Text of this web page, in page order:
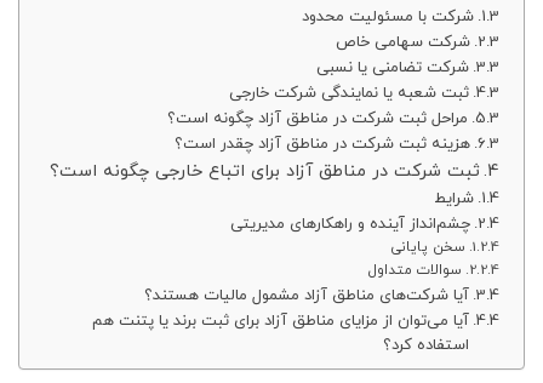
شرکت با مسئولیت محدود
شرکت سهامی خاص
شرکت تضامنی یا نسبی
ثبت شعبه یا نمایندگی شرکت خارجی
مراحل ثبت شرکت در مناطق آزاد چگونه است؟
هزینه ثبت شرکت در مناطق آزاد چقدر است؟
ثبت شرکت در مناطق آزاد برای اتباع خارجی چگونه است؟
شرایط
چشم‌انداز آینده و راهکارهای مدیریتی
سخن پایانی
سوالات متداول
آیا شرکت‌های مناطق آزاد مشمول مالیات هستند؟
آیا می‌توان از مزایای مناطق آزاد برای ثبت برند یا پتنت هم
استفاده کرد؟